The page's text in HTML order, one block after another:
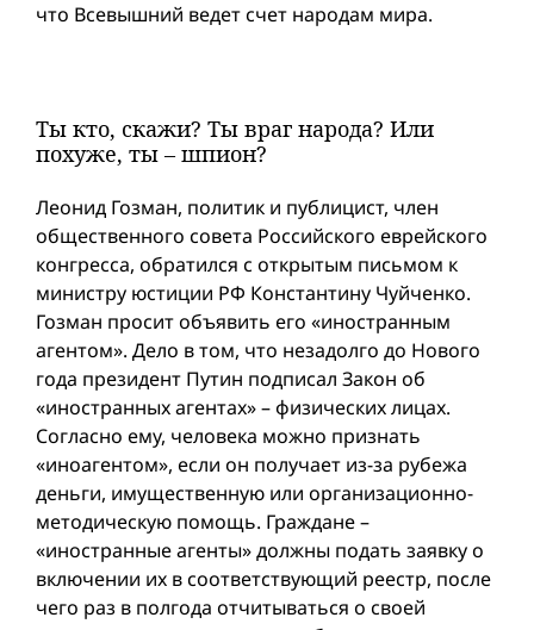
что Всевышний ведет счет народам мира.
Ты кто, скажи? Ты враг народа? Или
похуже, ты – шпион?
Леонид Гозман, политик и публицист, член
общественного совета Российского еврейского
конгресса, обратился с открытым письмом к
министру юстиции РФ Константину Чуйченко.
Гозман просит объявить его «иностранным
агентом». Дело в том, что незадолго до Нового
года президент Путин подписал Закон об
«иностранных агентах» – физических лицах.
Согласно ему, человека можно признать
«иноагентом», если он получает из-за рубежа
деньги, имущественную или организационно-
методическую помощь. Граждане –
«иностранные агенты» должны подать заявку о
включении их в соответствующий реестр, после
чего раз в полгода отчитываться о своей